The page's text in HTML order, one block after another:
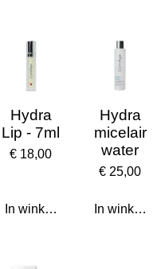
Hydra
Lip - 7ml
€ 18,00
In winkelwagen
Hydra
micelair
water
€ 25,00
In